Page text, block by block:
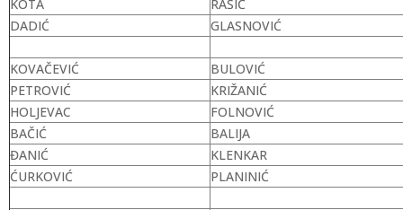
KOTA
RAŠIĆ
DADIĆ
GLASNOVIĆ
KOVAČEVIĆ
BULOVIĆ
PETROVIĆ
KRIŽANIĆ
HOLJEVAC
FOLNOVIĆ
BAČIĆ
BALIJA
ĐANIĆ
KLENKAR
ĆURKOVIĆ
PLANINIĆ